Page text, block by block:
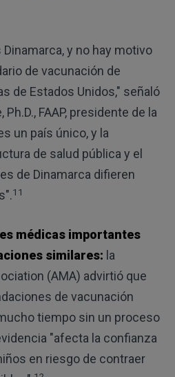
y no hay motivo
de vacunación de
de Estados Unidos," señaló
Ph.D., FAAP, presidente de la
un país único, y la
de salud pública y el
de Dinamarca difieren
11
médicas importantes
similares: la
(AMA) advirtió que
de vacunación
tiempo sin un proceso
"afecta la confianza
en riesgo de contraer